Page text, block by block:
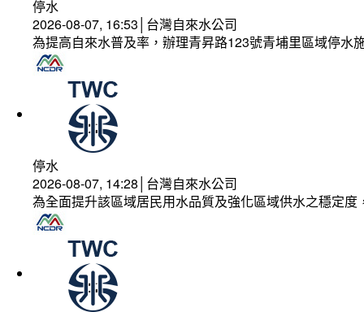
停水
2026-08-07, 16:53│台灣自來水公司
為提高自來水普及率，辦理青昇路123號青埔里區域停水
停水
2026-08-07, 14:28│台灣自來水公司
為全面提升該區域居民用水品質及強化區域供水之穩定